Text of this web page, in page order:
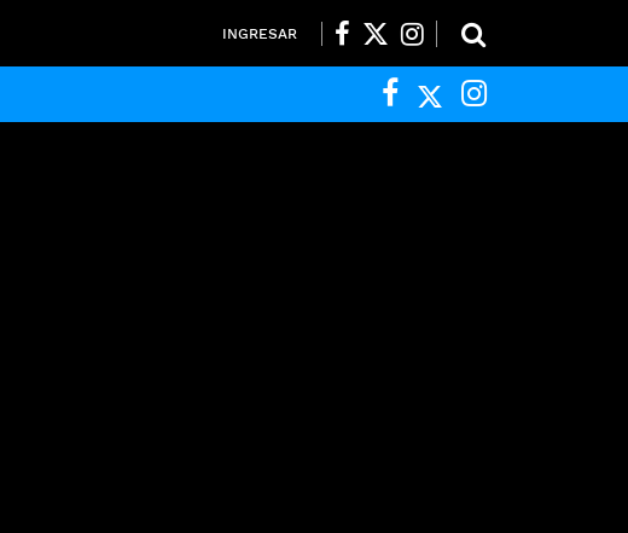
INGRESAR